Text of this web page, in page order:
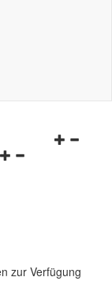
Navigationsmenü
zur Verfügung